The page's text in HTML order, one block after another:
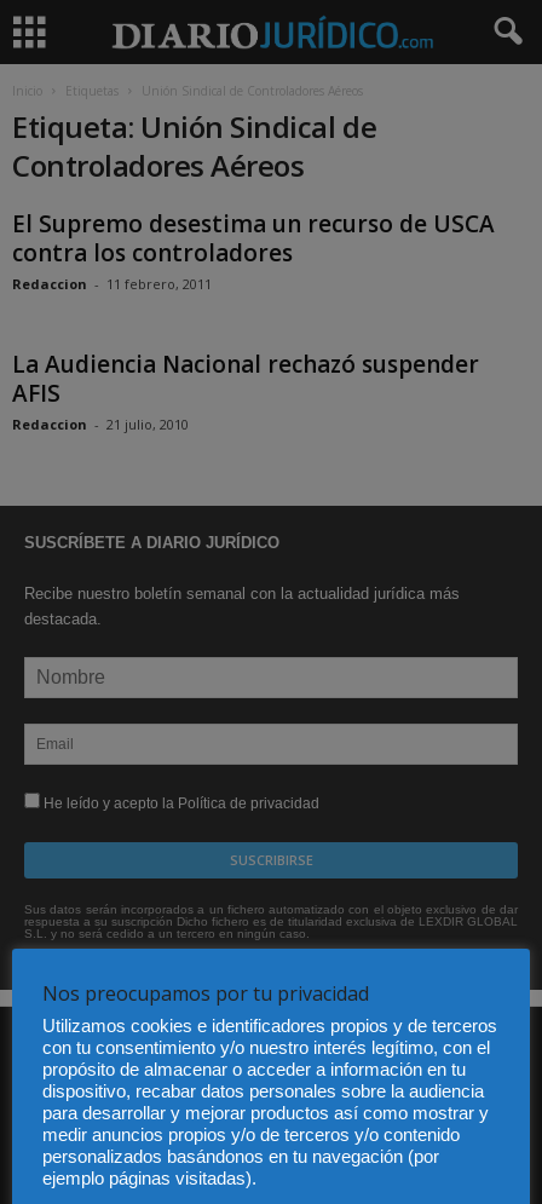
Inicio Etiquetas Unión Sindical de Controladores Aéreos
Etiqueta: Unión Sindical de
Controladores Aéreos
El Supremo desestima un recurso de USCA
contra los controladores
Redaccion - 11 febrero, 2011
La Audiencia Nacional rechazó suspender
AFIS
Redaccion - 21 julio, 2010
SUSCRÍBETE A DIARIO JURÍDICO
Recibe nuestro boletín semanal con la actualidad jurídica más
destacada.
He leído y acepto la Política de privacidad
Sus datos serán incorporados a un fichero automatizado con el objeto exclusivo de dar
respuesta a su suscripción Dicho fichero es de titularidad exclusiva de LEXDIR GLOBAL
S.L. y no será cedido a un tercero en ningún caso.
Audiencia y Publicidad
Quiénes somos
Nos preocupamos por tu privacidad
Utilizamos cookies e identificadores propios y de terceros
con tu consentimiento y/o nuestro interés legítimo, con el
propósito de almacenar o acceder a información en tu
dispositivo, recabar datos personales sobre la audiencia
para desarrollar y mejorar productos así como mostrar y
medir anuncios propios y/o de terceros y/o contenido
personalizados basándonos en tu navegación (por
ejemplo páginas visitadas).